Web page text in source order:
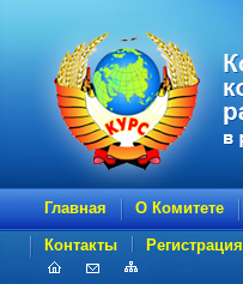
Главная О Комитете
Контакты Регистрация